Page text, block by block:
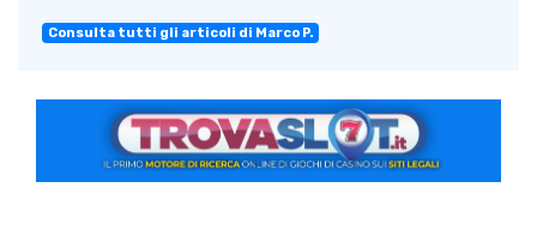
Consulta tutti gli articoli di Marco P.